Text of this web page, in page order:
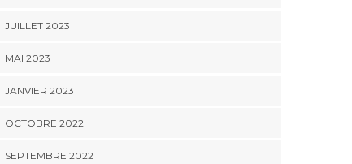
JUILLET 2023
MAI 2023
JANVIER 2023
OCTOBRE 2022
SEPTEMBRE 2022